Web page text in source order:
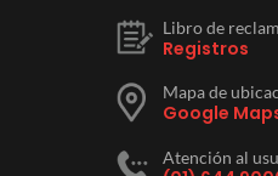
Libro de
Registros
Mapa de
Google
Atención al